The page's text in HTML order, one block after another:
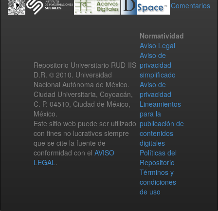
Comentarios
Repositorio Universitario RUD-IIS
D.R. © 2010. Universidad
Nacional Autónoma de México.
Ciudad Universitaria, Coyoacán,
C. P. 04510, Ciudad de México,
México.
Este sitio web puede ser utilizado
con fines no lucrativos siempre
que se cite la fuente de
conformidad con el AVISO
LEGAL.
Normatividad
Aviso Legal
Aviso de
privacidad
simplificado
Aviso de
privacidad
Lineamientos
para la
publicación de
contenidos
digitales
Políticas del
Repositorio
Términos y
condiciones
de uso